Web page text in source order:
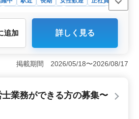
ラク＞ 坂戸市薬師町に位置し、北
に事務所があります。地理的な利
を有効に活用でき、仕事に集中でき
す。 ＜働きやすい環境＞ ベテ
、経験を共有しながら協力してい
躍する風通しの良い職場環境で、
。経験豊かな先輩たちからのサポ
て成長できる環境が整っていま
追加 詳しく見る
掲載期間 2026/05/18〜2026/08/17
業務ができる方の募集〜